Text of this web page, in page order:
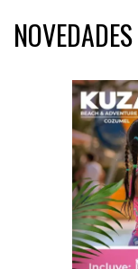
NOVEDADES